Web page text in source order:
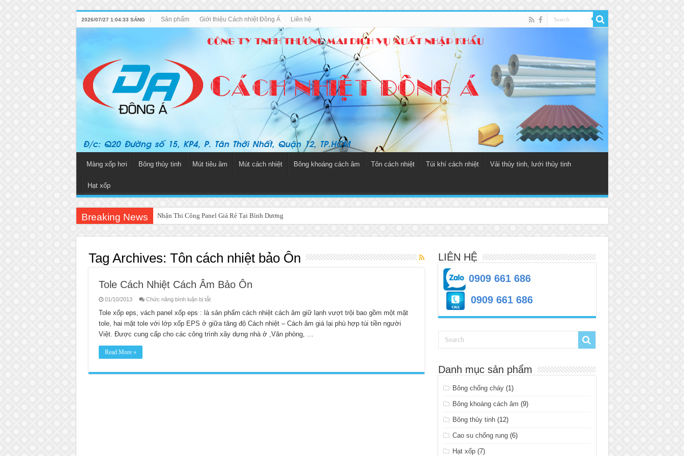
2026/07/27 1:04:33 SÁNG Sản phẩm Giới thiệu Cách nhiệt Đông Á Liên hệ
Màng xốp hơi Bông thủy tinh Mút tiêu âm Mút cách nhiệt Bông khoáng cách âm Tôn cách nhiệt Túi khí cách nhiệt Vải thủy tinh, lưới thủy tinh
Hạt xốp
Breaking News Nhận Thi Công Panel Giá Rẻ Tại Bình Dương
Tag Archives: Tôn cách nhiệt bảo Ôn
Tole Cách Nhiệt Cách Âm Bảo Ôn
01/10/2013 Chức năng bình luận bị tắtở
Cách
Nhiệt
Cách
Âm
Bảo
Tole xốp eps, vách panel xốp eps : là sản phẩm cách nhiệt cách âm giữ lạnh vượt trội bao gồm một mặt
tole, hai mặt tole với lớp xốp EPS ở giữa tăng độ Cách nhiệt – Cách âm giá lại phù hợp túi tiền người
Việt. Được cung cấp cho các công trình xây dựng nhà ở ,Văn phòng, …
Read More »
LIÊN HỆ
0909 661 686
0909 661 686
Danh mục sản phẩm
Bông chống cháy (1)
Bông khoáng cách âm (9)
Bông thủy tinh (12)
Cao su chống rung (6)
Hạt xốp (7)